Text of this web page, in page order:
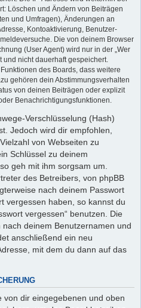
Löschen und Ändern von Beiträgen
und Umfragen), Änderungen an
Kontoaktivierung, Benutzer-
Die von deinem Browser
(User Agent) wird nur in der „Wer
und nicht dauerhaft gespeichert.
des Boards, dass weitere
gehören dein Abstimmungsverhalten
von deinen Beiträgen oder explizit
Benachrichtigungsfunktionen.
Verschlüsselung (Hash)
Jedoch wird dir empfohlen,
von Webseiten zu
Schlüssel zu deinem
geh mit ihm sorgsam um.
des Betreibers, von phpBB
nach deinem Passwort
vergessen haben, so kannst du
vergessen“ benutzen. Die
deinem Benutzernamen und
anschließend ein neu
mit dem du dann auf das
von dir eingegebenen und oben